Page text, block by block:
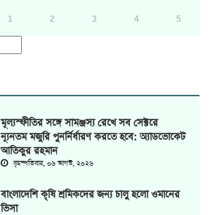
1 2 3 4 5
মূল্যস্ফীতির সঙ্গে সামঞ্জস্য রেখে সব সেক্টরে
ন্যূনতম মজুরি পুনর্নির্ধারণ করতে হবে: অ্যাডভোকেট
আতিকুর রহমান
বৃহস্পতিবার, ০৬ আগস্ট, ২০২৬
বাংলাদেশি কৃষি শ্রমিকদের জন্য চালু হলো ওমানের
ভিসা